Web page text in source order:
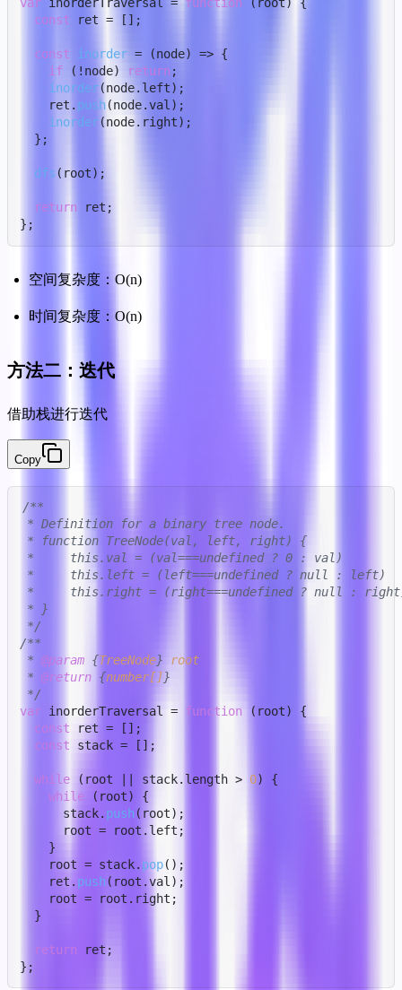
var inorderTraversal = function ( root ) {
const ret = [];
const inorder = (node) => {
if (!node) return ;
inorder(node. left);
    ret.
push(node.val);
inorder(node. right);
  };
dfs (root);
return ret;
};
空间复杂度：O(n)
时间复杂度：O(n)
方法二：迭代
借助栈进行迭代
Copy
/**
* Definition for a binary tree node.
* function TreeNode(val, left, right) {
*     this.val = (val===undefined ? 0 : val)
*     this.left = (left===undefined ? null : left)
*     this.right = (right===undefined ? null :
* }
*/
/**
* @param {TreeNode} root
* @return {number[]}
*/
var inorderTraversal = function ( root) {
const ret = [];
const stack = [];
while (root || stack. length > 0) {
while (root) {
      stack.
push (root);
      root = root.
left ;
    }
    root = stack.
pop();
    ret.
push (root.val );
    root = root.
right ;
  }
return ret;
};